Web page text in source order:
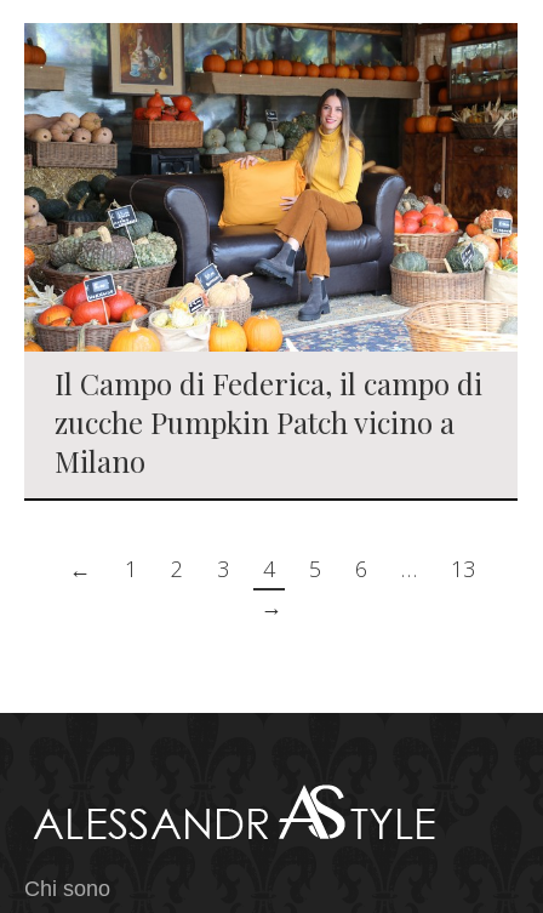
Il Campo di Federica, il campo di
zucche Pumpkin Patch vicino a
Milano
← 1 2 3 4 5 6 …
13
→
Chi sono